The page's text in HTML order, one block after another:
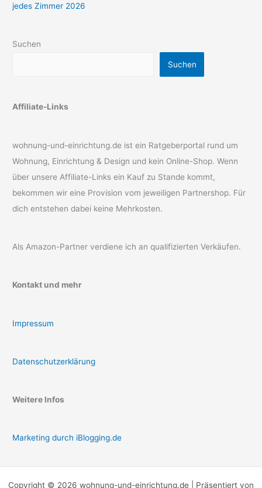
jedes Zimmer 2026
Suchen
Suchen
Affiliate-Links
wohnung-und-einrichtung.de ist ein Ratgeberportal rund um
Wohnung, Einrichtung & Design und kein Online-Shop. Wenn
über unsere Affiliate-Links ein Kauf zu Stande kommt,
bekommen wir eine Provision vom jeweiligen Partnershop. Für
dich entstehen dabei keine Mehrkosten.
Als Amazon-Partner verdiene ich an qualifizierten Verkäufen.
Kontakt und mehr
Impressum
Datenschutzerklärung
Weitere Infos
Marketing durch iBlogging.de
Copyright © 2026 wohnung-und-einrichtung.de | Präsentiert von